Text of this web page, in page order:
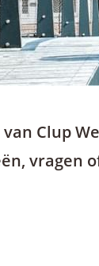
Clup
vragen